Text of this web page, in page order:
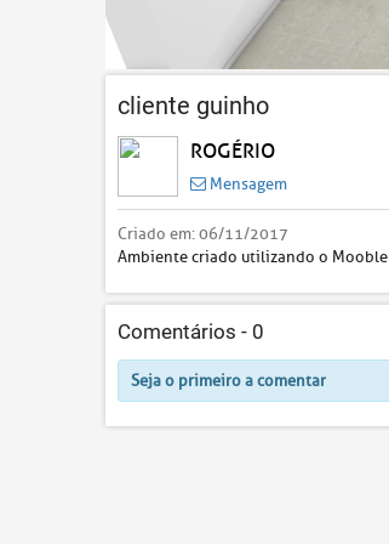
cliente guinho
ROGÉRIO
Mensagem
Criado em:06/11/2017
Ambiente criado utilizando o Mooble
Comentários - 0
Seja o primeiro a comentar